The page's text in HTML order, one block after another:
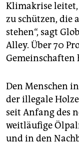
Klimakrise leitet,
zu schützen, die
stehen“, sagt
Alley. Über 70
Den Menschen
der illegale
seit Anfang des
weitläufige
und in den